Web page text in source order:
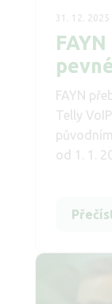
31. 12. 2025
FAYN
Telly
od 1. 1.